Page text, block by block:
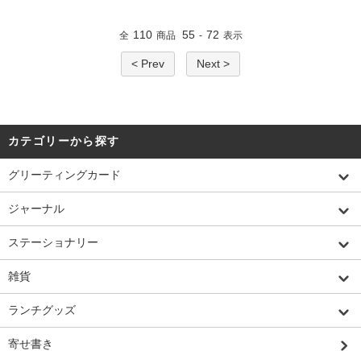
全 110 商品 55 - 72 表示
< Prev Next >
カテゴリーから探す
グリーティングカード
ジャーナル
ステーショナリー
雑貨
ランチグッズ
寄せ書き